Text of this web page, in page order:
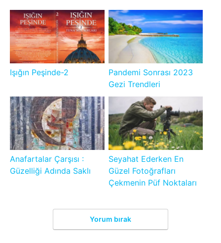
Işığın Peşinde-2
Pandemi Sonrası 2023
Gezi Trendleri
Anafartalar Çarşısı :
Güzelliği Adında Saklı
Seyahat Ederken En
Güzel Fotoğrafları
Çekmenin Püf Noktaları
Yorum bırak